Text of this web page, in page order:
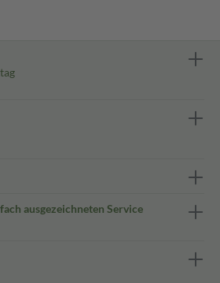
ausgezeichneten Service